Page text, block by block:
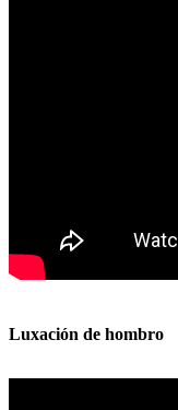
Luxación de hombro